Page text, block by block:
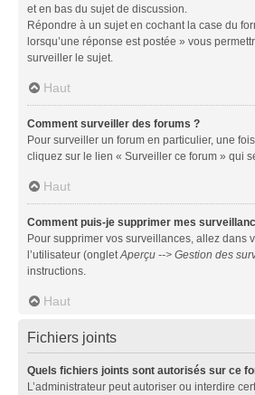
et en bas du sujet de discussion.
Répondre à un sujet en cochant la case du
lorsqu’une réponse est postée » vous
surveiller le sujet.
Haut
Comment surveiller des forums ?
Pour surveiller un forum en particulier, une
cliquez sur le lien « Surveiller ce forum » qui
Haut
Comment puis-je supprimer mes
Pour supprimer vos surveillances, allez dans
l’utilisateur (ongletAperçu --> Gestion des
instructions.
Haut
Fichiers joints
Quels fichiers joints sont autorisés sur ce
L’administrateur peut autoriser ou interdire